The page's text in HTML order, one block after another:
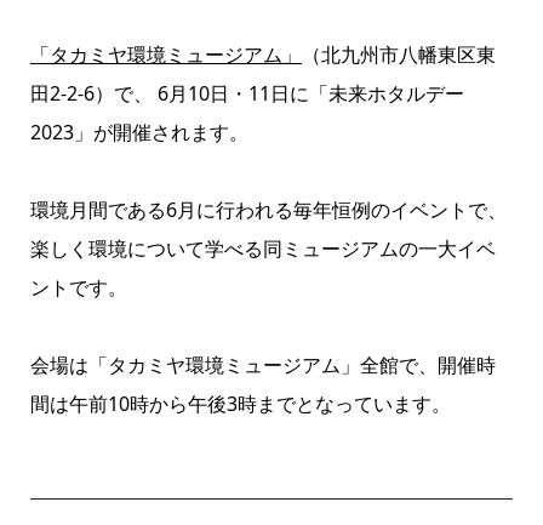
「タカミヤ環境ミュージアム」
（北九州市八幡東区東
田2-2-6）で、 6月10日・11日に「未来ホタルデー
2023」が開催されます。
環境月間である6月に行われる毎年恒例のイベントで、
楽しく環境について学べる同ミュージアムの一大イベ
ントです。
会場は「タカミヤ環境ミュージアム」全館で、開催時
間は午前10時から午後3時までとなっています。